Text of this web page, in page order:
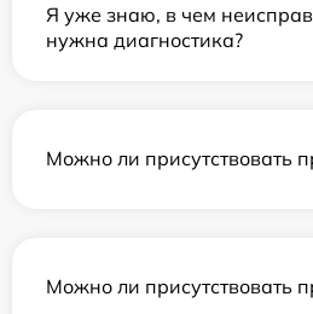
Я уже знаю, в чем
нужна диагностика?
Можно ли присутствовать
Можно ли присутствовать